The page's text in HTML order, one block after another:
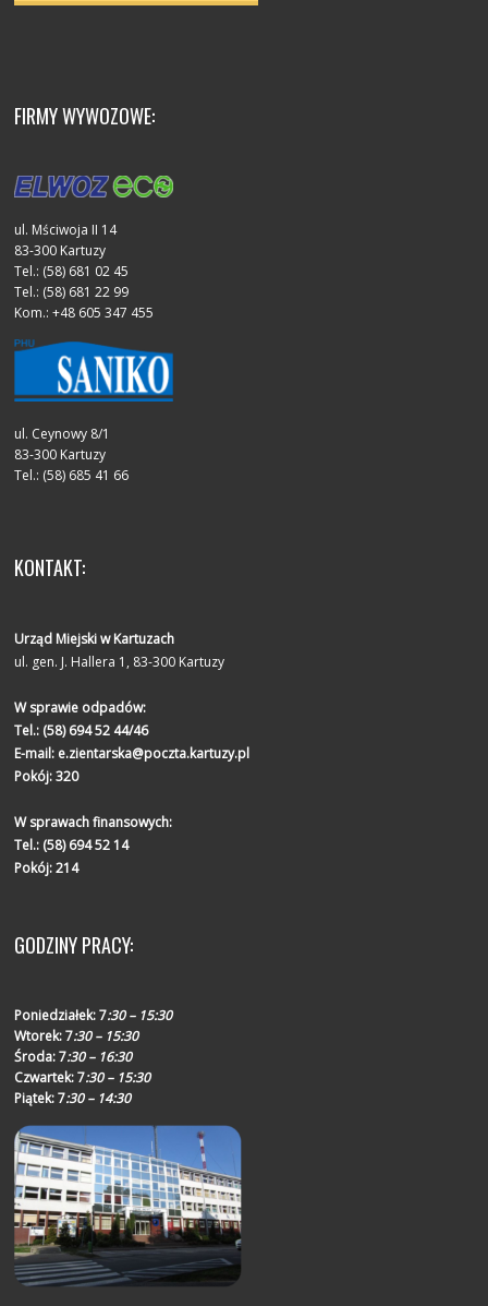
FIRMY WYWOZOWE:
ul. Mściwoja II 14
83-300 Kartuzy
Tel.: (58) 681 02 45
Tel.: (58) 681 22 99
Kom.: +48 605 347 455
ul. Ceynowy 8/1
83-300 Kartuzy
Tel.: (58) 685 41 66
KONTAKT:
Urząd Miejski w Kartuzach
ul. gen. J. Hallera 1, 83-300 Kartuzy
W sprawie odpadów:
Tel.: (58) 694 52 44/46
E-mail: e.zientarska@poczta.kartuzy.pl
Pokój: 320
W sprawach finansowych:
Tel.: (58) 694 52 14
Pokój: 214
GODZINY PRACY:
Poniedziałek:7:30 – 15:30
Wtorek:7:30 – 15:30
Środa:7:30 – 16:30
Czwartek:7:30 – 15:30
Piątek:7:30 – 14:30